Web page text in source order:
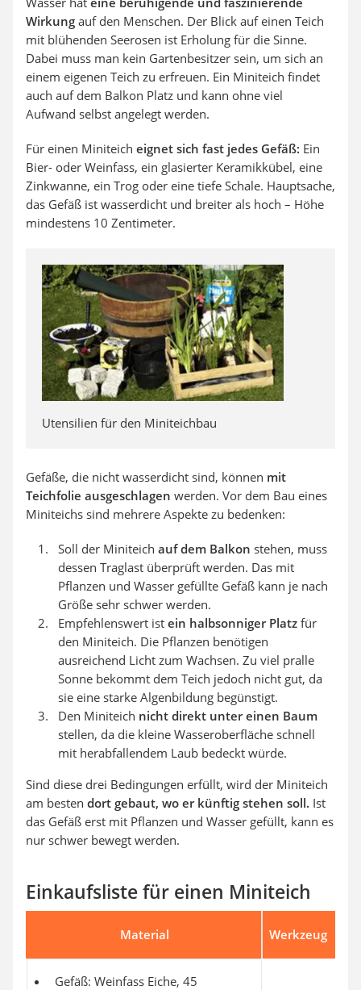
Wirkung auf den Menschen. Der Blick auf einen Teich
mit blühenden Seerosen ist Erholung für die Sinne.
Dabei muss man kein Gartenbesitzer sein, um sich an
einem eigenen Teich zu erfreuen. Ein Miniteich findet
auch auf dem Balkon Platz und kann ohne viel
Aufwand selbst angelegt werden.
Für einen Miniteich eignet sich fast jedes Gefäß: Ein
Bier- oder Weinfass, ein glasierter Keramikkübel, eine
Zinkwanne, ein Trog oder eine tiefe Schale. Hauptsache,
das Gefäß ist wasserdicht und breiter als hoch – Höhe
mindestens 10 Zentimeter.
Utensilien für den Miniteichbau
Gefäße, die nicht wasserdicht sind, können mit
Teichfolie ausgeschlagen werden. Vor dem Bau eines
Miniteichs sind mehrere Aspekte zu bedenken:
Soll der Miniteich auf dem Balkon stehen, muss
dessen Traglast überprüft werden. Das mit
Pflanzen und Wasser gefüllte Gefäß kann je nach
Größe sehr schwer werden.
Empfehlenswert ist ein halbsonniger Platz für
den Miniteich. Die Pflanzen benötigen
ausreichend Licht zum Wachsen. Zu viel pralle
Sonne bekommt dem Teich jedoch nicht gut, da
sie eine starke Algenbildung begünstigt.
Den Miniteich nicht direkt unter einen Baum
stellen, da die kleine Wasseroberfläche schnell
mit herabfallendem Laub bedeckt würde.
Sind diese drei Bedingungen erfüllt, wird der Miniteich
am besten dort gebaut, wo er künftig stehen soll. Ist
das Gefäß erst mit Pflanzen und Wasser gefüllt, kann es
nur schwer bewegt werden.
Einkaufsliste für einen Miniteich
Material Werkzeug
Gefäß: Weinfass Eiche, 45